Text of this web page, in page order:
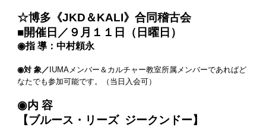
☆博多《JKD＆KALI》合同稽古会
■開催日／９月１１日（日曜日）
◉指 導：中村頼永
◉対 象／ IUMAメンバー＆カルチャー教室所属メンバーであればど
なたでも参加可能です。（当日入会可）
◉内 容
【ブルース・リーズ ジークンドー】